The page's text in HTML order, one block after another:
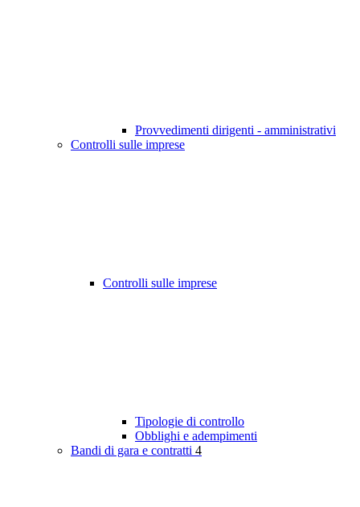
Provvedimenti dirigenti - amministrativi
Controlli sulle imprese
Controlli sulle imprese
Tipologie di controllo
Obblighi e adempimenti
Bandi di gara e contratti 4